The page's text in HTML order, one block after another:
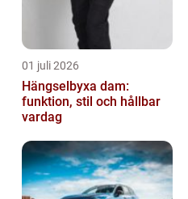
01 juli 2026
Hängselbyxa dam:
funktion, stil och hållbar
vardag